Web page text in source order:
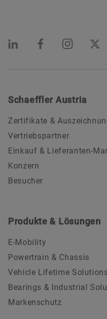
Schaeffler Austria
Zertifikate &
Vertriebspartner
Einkauf & Lieferanten-
Konzern
Besucher
Produkte & Lösungen
E-Mobility
Powertrain & Chassis
Vehicle Lifetime
Bearings & Industrial
Markenschutz